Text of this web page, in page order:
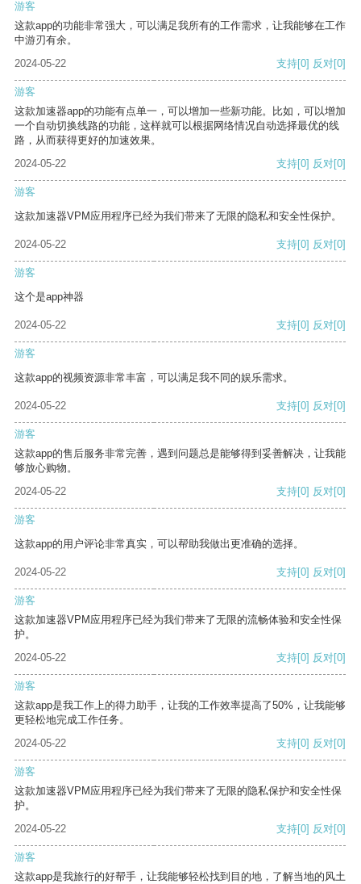
游客
这款app的功能非常强大，可以满足我所有的工作需求，让我能够在工作
中游刃有余。
2024-05-22
支持[0] 反对[0]
游客
这款加速器app的功能有点单一，可以增加一些新功能。比如，可以增加
一个自动切换线路的功能，这样就可以根据网络情况自动选择最优的线
路，从而获得更好的加速效果。
2024-05-22
支持[0] 反对[0]
游客
这款加速器VPM应用程序已经为我们带来了无限的隐私和安全性保护。
2024-05-22 支持[0] 反对[0]
游客
这个是app神器
2024-05-22 支持[0] 反对[0]
游客
这款app的视频资源非常丰富，可以满足我不同的娱乐需求。
2024-05-22 支持[0] 反对[0]
游客
这款app的售后服务非常完善，遇到问题总是能够得到妥善解决，让我能
够放心购物。
2024-05-22
支持[0] 反对[0]
游客
这款app的用户评论非常真实，可以帮助我做出更准确的选择。
2024-05-22 支持[0] 反对[0]
游客
这款加速器VPM应用程序已经为我们带来了无限的流畅体验和安全性保
护。
2024-05-22
支持[0] 反对[0]
游客
这款app是我工作上的得力助手，让我的工作效率提高了50%，让我能够
更轻松地完成工作任务。
2024-05-22
支持[0] 反对[0]
游客
这款加速器VPM应用程序已经为我们带来了无限的隐私保护和安全性保
护。
2024-05-22
支持[0] 反对[0]
游客
这款app是我旅行的好帮手，让我能够轻松找到目的地，了解当地的风土